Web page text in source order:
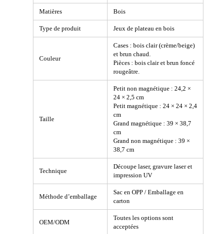
Matières Bois
Type de produit Jeux de plateau en bois
Couleur
Cases : bois clair (crème/beige)
et brun chaud.
Pièces : bois clair et brun foncé
rougeâtre.
Taille
Petit non magnétique : 24,2 ×
24 × 2,5 cm
Petit magnétique : 24 × 24 × 2,4
cm
Grand magnétique : 39 × 38,7
cm
Grand non magnétique : 39 ×
38,7 cm
Technique
Découpe laser, gravure laser et
impression UV
Méthode d’emballage
Sac en OPP / Emballage en
carton
OEM/ODM
Toutes les options sont
acceptées